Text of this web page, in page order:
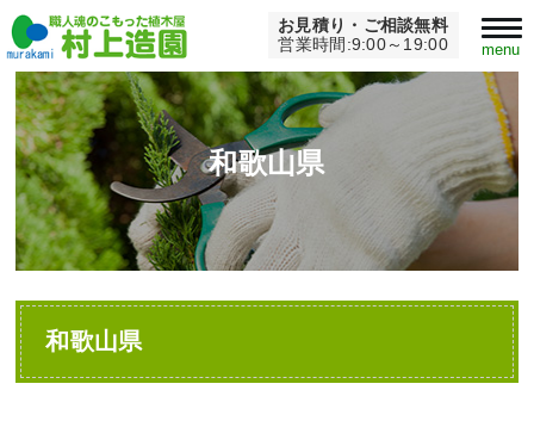
お見積り・ご相談無料
営業時間:9:00～19:00
menu
Home > 和歌山県
和歌山県
和歌山県